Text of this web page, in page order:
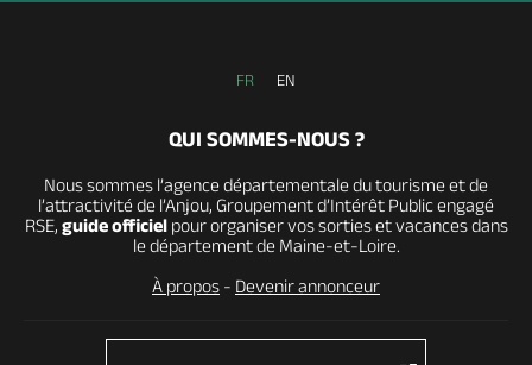
FR EN
QUI SOMMES-NOUS ?
Nous sommes l’agence départementale du tourisme et de
l’attractivité de l’Anjou, Groupement d’Intérêt Public engagé
RSE, guide officielpour organiser vos sorties et vacances dans
le département de Maine-et-Loire.
À propos - Devenir annonceur